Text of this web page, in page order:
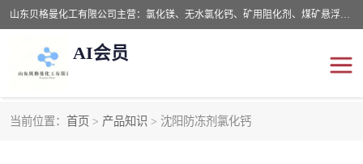
山东贝格曼化工有限公司主营：氯化镁、无水氯化钙、矿用阻化剂、煤矿悬浮剂、道路抑尘剂、氢氧化镁，防灭火剂等，公司位于山东省潍坊市滨海经济开发区,是专业从事对各种精细化工集研究、开发、制造于一体的现代化大型跨境化工企业，公司本着诚信经营、给每一位客户提供专业服务。
AI会员
当前位置： 首页 > 产品知识 > 沈阳防冻剂氯化钙